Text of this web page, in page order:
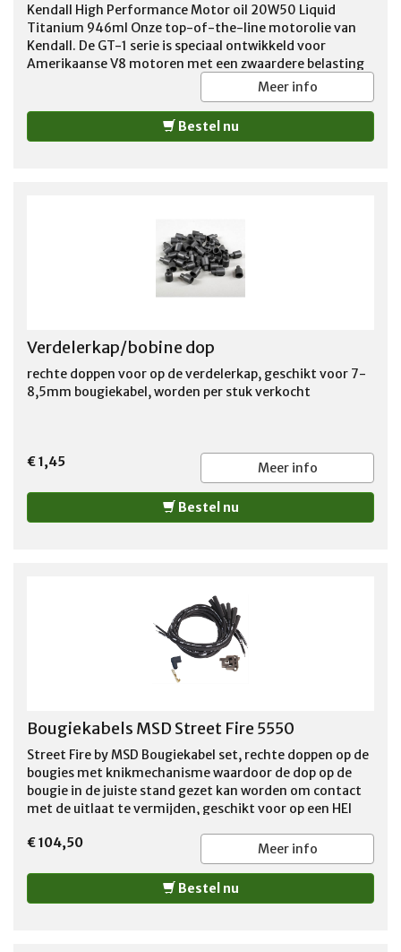
Kendall High Performance Motor oil 20W50 Liquid
Titanium 946ml Onze top-of-the-line motorolie van
Kendall. De GT-1 serie is speciaal ontwikkeld voor
Amerikaanse V8 motoren met een zwaardere belasting
of groter vermogen. De speciale toevoegingen, zoals
onder meer een verhoogd zink gehalte, garandeert
motorsmering onder zware bedrijfsomstandigheden.
Overigens adviseren wij deze motorolie ook voor de
Meer info
Bestel nu
Verdelerkap/bobine dop
rechte doppen voor op de verdelerkap, geschikt voor 7-
8,5mm bougiekabel, worden per stuk verkocht
€ 1,45 Meer info
Bestel nu
Bougiekabels MSD Street Fire 5550
Street Fire by MSD Bougiekabel set, rechte doppen op de
bougies met knikmechanisme waardoor de dop op de
bougie in de juiste stand gezet kan worden om contact
met de uitlaat te vermijden, geschikt voor op een HEI
aan de kant van de verdelerkap dienen zelf met de
bijgeleverde tool bevestigd te worden, zie de link
hieronder https://www.youtube.com/watch?
v=AZCm2RBQ7-E&t=135s
€ 104,50 Meer info
Bestel nu